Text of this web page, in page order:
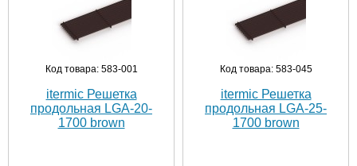
Код товара: 583-001
itermic Решетка
продольная LGA-20-
1700 brown
Код товара: 583-045
itermic Решетка
продольная LGA-25-
1700 brown